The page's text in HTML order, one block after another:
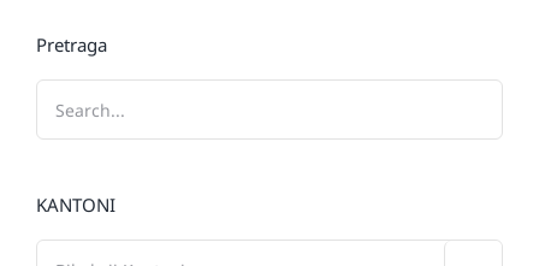
Pretraga
KANTONI